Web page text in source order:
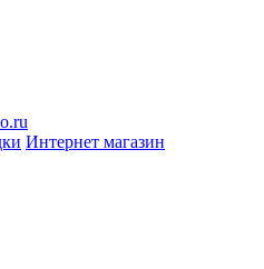
Интернет магазин